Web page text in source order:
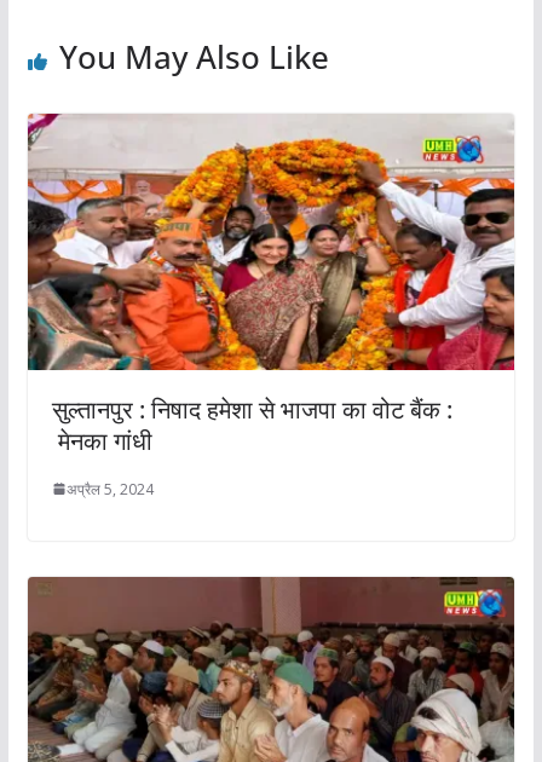
You May Also Like
सुल्तानपुर : निषाद हमेशा से भाजपा का वोट बैंक :
मेनका गांधी
अप्रैल 5, 2024